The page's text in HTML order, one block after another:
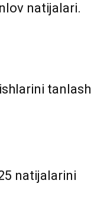
natijalari.
tanlash
natijalarini